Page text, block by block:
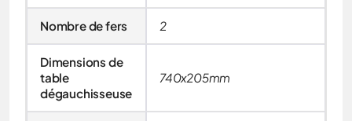
Nombre de fers 2
Dimensions de
table
dégauchisseuse
740x205mm